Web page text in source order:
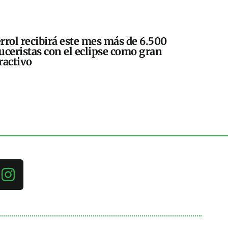
recibirá este mes más de 6.500
con el eclipse como gran